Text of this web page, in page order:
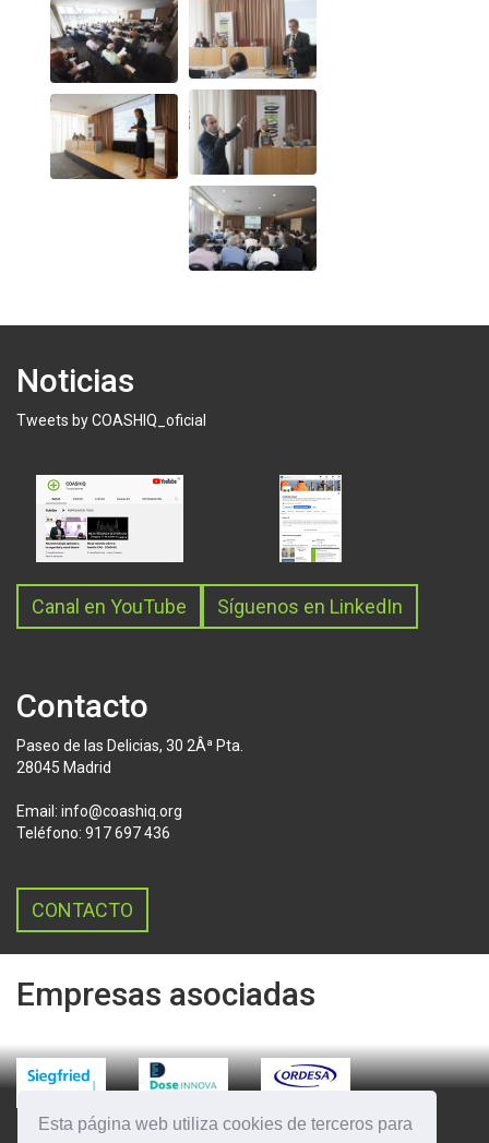
Esta página web utiliza cookies de terceros para
Noticias
Tweets by COASHIQ_oficial
Canal en YouTube Síguenos en LinkedIn
Contacto
Paseo de las Delicias, 30 2Âª Pta.
28045 Madrid
Email: info@coashiq.org
Teléfono: 917 697 436
CONTACTO
Empresas asociadas